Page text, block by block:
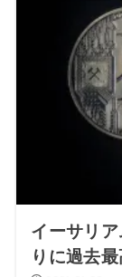
イーサリ
りに過去